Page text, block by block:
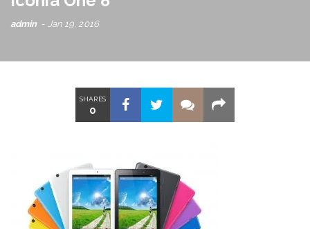
admin Jan 19, 2016
SHARES
0